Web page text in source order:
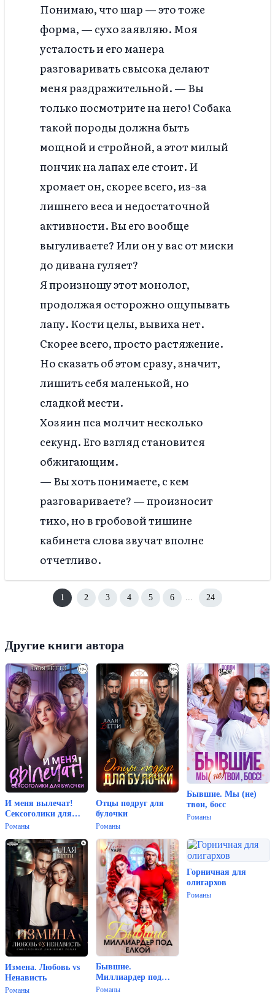
Понимаю, что шар — это тоже
форма, — сухо заявляю. Моя
усталость и его манера
разговаривать свысока делают
меня раздражительной. — Вы
только посмотрите на него! Собака
такой породы должна быть
мощной и стройной, а этот милый
пончик на лапах еле стоит. И
хромает он, скорее всего, из-за
лишнего веса и недостаточной
активности. Вы его вообще
выгуливаете? Или он у вас от миски
до дивана гуляет?
Я произношу этот монолог,
продолжая осторожно ощупывать
лапу. Кости целы, вывиха нет.
Скорее всего, просто растяжение.
Но сказать об этом сразу, значит,
лишить себя маленькой, но
сладкой мести.
Хозяин пса молчит несколько
секунд. Его взгляд становится
обжигающим.
— Вы хоть понимаете, с кем
разговариваете? — произносит
тихо, но в гробовой тишине
кабинета слова звучат вполне
отчетливо.
1 2 3 4 5 6 ... 24
Другие книги автора
И меня вылечат!
Сексоголики для
булочки
Романы
Отцы подруг для
булочки
Романы
Бывшие. Мы (не)
твои, босс
Романы
Измена. Любовь vs
Ненависть
Романы
Бывшие.
Миллиардер под
елкой
Романы
Горничная для
олигархов
Романы